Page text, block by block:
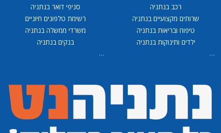
רכב בנתניה
שרותים מקצועיים בנתניה
טיפוח ובריאות בנתניה
ילדים ותינוקות בנתניה
...
סניפי דואר בנתניה
רשימת טלפונים חיוניים
משרדי ממשלה בנתניה
בנקים בנתניה
...